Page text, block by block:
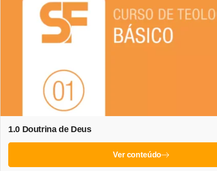
1.0 Doutrina de Deus
Ver conteúdo